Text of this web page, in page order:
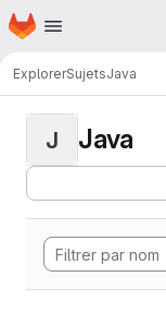
Passer au contenu principal
Page d'accueil
ExplorerSujetsJava
J Java